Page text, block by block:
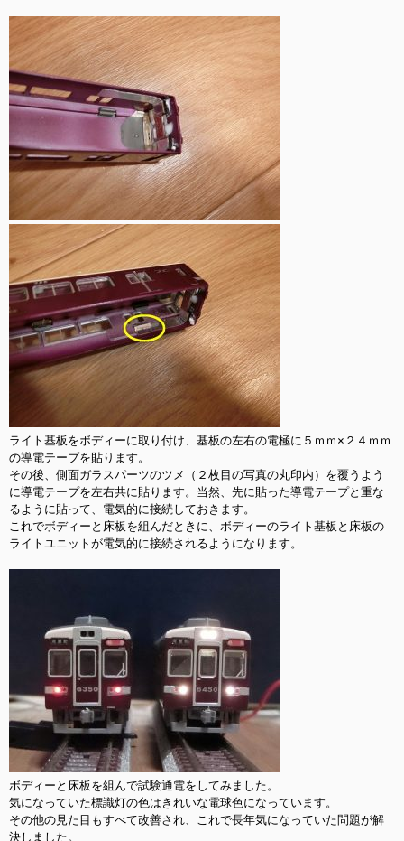
ライト基板をボディーに取り付け、基板の左右の電極に５ｍｍ×２４ｍｍ
の導電テープを貼ります。
その後、側面ガラスパーツのツメ（２枚目の写真の丸印内）を覆うよう
に導電テープを左右共に貼ります。当然、先に貼った導電テープと重な
るように貼って、電気的に接続しておきます。
これでボディーと床板を組んだときに、ボディーのライト基板と床板の
ライトユニットが電気的に接続されるようになります。
ボディーと床板を組んで試験通電をしてみました。
気になっていた標識灯の色はきれいな電球色になっています。
その他の見た目もすべて改善され、これで長年気になっていた問題が解
決しました。